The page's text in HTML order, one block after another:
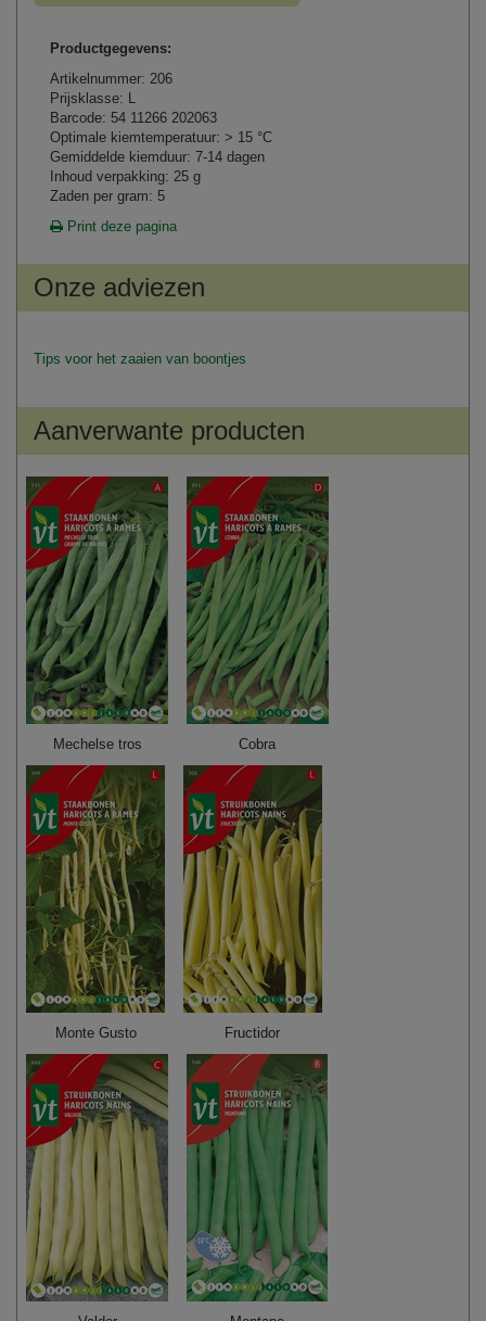
Productgegevens:
Artikelnummer: 206
Prijsklasse: L
Barcode: 54 11266 202063
Optimale kiemtemperatuur: > 15 °C
Gemiddelde kiemduur: 7-14 dagen
Inhoud verpakking: 25 g
Zaden per gram: 5
Print deze pagina
Onze adviezen
Tips voor het zaaien van boontjes
Aanverwante producten
Mechelse tros Cobra
Monte Gusto Fructidor